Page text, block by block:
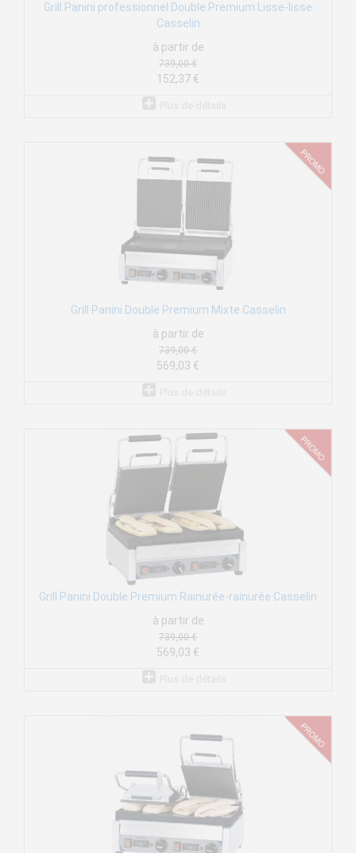
Grill Panini professionnel Double Premium Lisse-lisse
Casselin
à partir de
739,00 €
152,37 €
Grill Panini Double Premium Mixte Casselin
à partir de
739,00 €
569,03 €
Grill Panini Double Premium Rainurée-rainurée Casselin
à partir de
739,00 €
569,03 €